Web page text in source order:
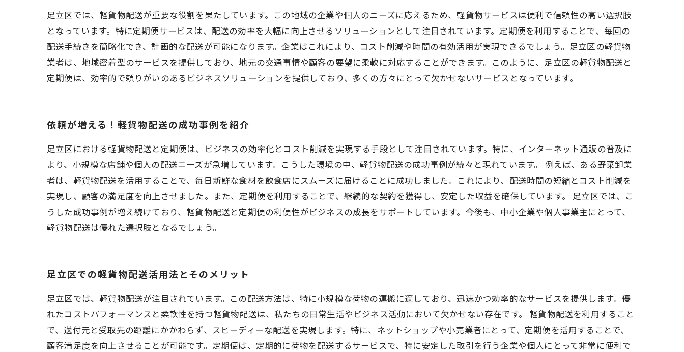
足立区では、軽貨物配送が重要な役割を果たしています。この地域の企業や個人のニーズに応えるため、軽貨物サービスは便利で信頼性の高い選択肢
となっています。特に定期便サービスは、配送の効率を大幅に向上させるソリューションとして注目されています。定期便を利用することで、毎回の
配送手続きを簡略化でき、計画的な配送が可能になります。企業はこれにより、コスト削減や時間の有効活用が実現できるでしょう。足立区の軽貨物
業者は、地域密着型のサービスを提供しており、地元の交通事情や顧客の要望に柔軟に対応することができます。このように、足立区の軽貨物配送と
定期便は、効率的で頼りがいのあるビジネスソリューションを提供しており、多くの方々にとって欠かせないサービスとなっています。
依頼が増える！軽貨物配送の成功事例を紹介
足立区における軽貨物配送と定期便は、ビジネスの効率化とコスト削減を実現する手段として注目されています。特に、インターネット通販の普及に
より、小規模な店舗や個人の配送ニーズが急増しています。こうした環境の中、軽貨物配送の成功事例が続々と現れています。 例えば、ある野菜卸業
者は、軽貨物配送を活用することで、毎日新鮮な食材を飲食店にスムーズに届けることに成功しました。これにより、配送時間の短縮とコスト削減を
実現し、顧客の満足度を向上させました。また、定期便を利用することで、継続的な契約を獲得し、安定した収益を確保しています。 足立区では、こ
うした成功事例が増え続けており、軽貨物配送と定期便の利便性がビジネスの成長をサポートしています。今後も、中小企業や個人事業主にとって、
軽貨物配送は優れた選択肢となるでしょう。
足立区での軽貨物配送活用法とそのメリット
足立区では、軽貨物配送が注目されています。この配送方法は、特に小規模な荷物の運搬に適しており、迅速かつ効率的なサービスを提供します。優
れたコストパフォーマンスと柔軟性を持つ軽貨物配送は、私たちの日常生活やビジネス活動において欠かせない存在です。 軽貨物配送を利用すること
で、送付元と受取先の距離にかかわらず、スピーディーな配送を実現します。特に、ネットショップや小売業者にとって、定期便を活用することで、
顧客満足度を向上させることが可能です。定期便は、定期的に荷物を配送するサービスで、特に安定した取引を行う企業や個人にとって非常に便利で